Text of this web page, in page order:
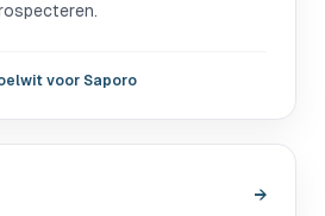
voor Saporo
→